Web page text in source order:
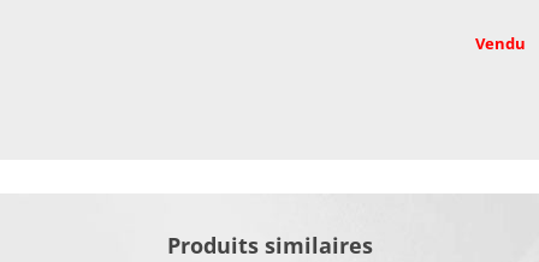
Vendu
Produits similaires